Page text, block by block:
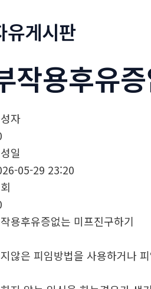
유게시판
작용후유
자
일
05-29 23:20
용후유증없는 미프진구하기
않은 피임방법을 사용하거나